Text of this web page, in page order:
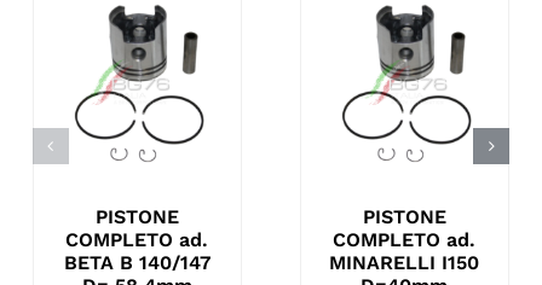
PISTONE
COMPLETO ad.
BETA B 140/147
PISTONE
COMPLETO ad.
MINARELLI I150